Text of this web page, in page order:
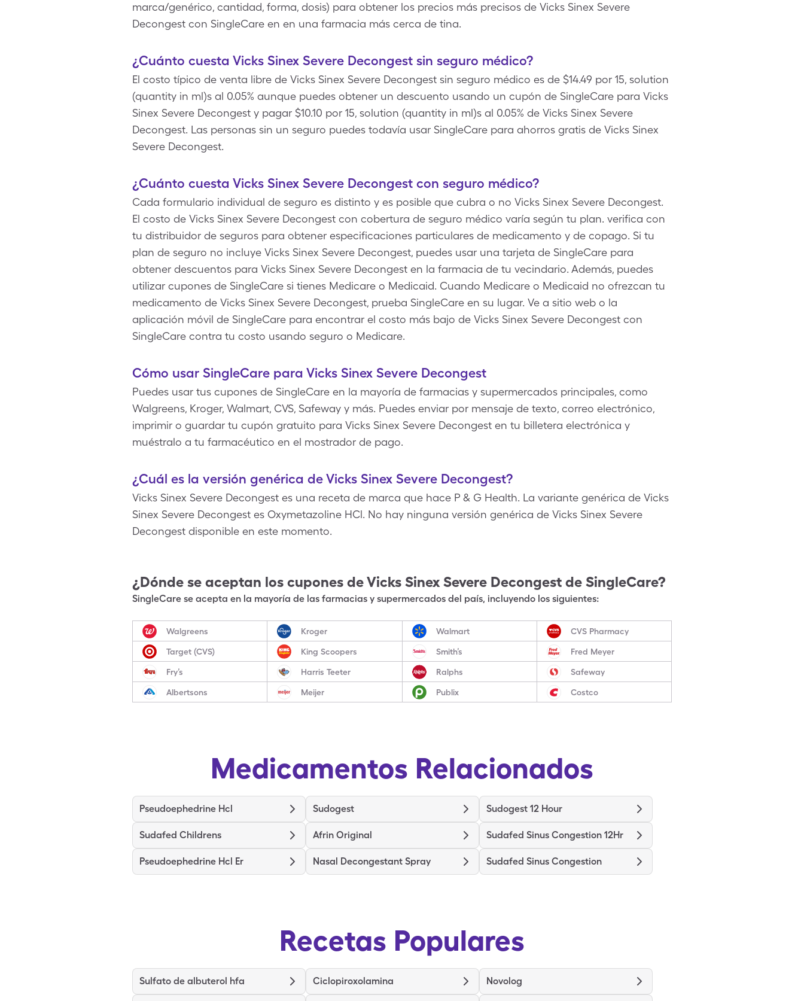
marca/genérico, cantidad, forma, dosis) para obtener los precios más precisos de Vicks Sinex Severe
Decongest con SingleCare en en una farmacia más cerca de tina.
¿Cuánto cuesta Vicks Sinex Severe Decongest sin seguro médico?
El costo típico de venta libre de Vicks Sinex Severe Decongest sin seguro médico es de $14.49 por 15, solution
(quantity in ml)s al 0.05% aunque puedes obtener un descuento usando un cupón de SingleCare para Vicks
Sinex Severe Decongest y pagar $10.10 por 15, solution (quantity in ml)s al 0.05% de Vicks Sinex Severe
Decongest. Las personas sin un seguro puedes todavía usar SingleCare para ahorros gratis de Vicks Sinex
Severe Decongest.
¿Cuánto cuesta Vicks Sinex Severe Decongest con seguro médico?
Cada formulario individual de seguro es distinto y es posible que cubra o no Vicks Sinex Severe Decongest.
El costo de Vicks Sinex Severe Decongest con cobertura de seguro médico varía según tu plan. verifica con
tu distribuidor de seguros para obtener especificaciones particulares de medicamento y de copago. Si tu
plan de seguro no incluye Vicks Sinex Severe Decongest, puedes usar una tarjeta de SingleCare para
obtener descuentos para Vicks Sinex Severe Decongest en la farmacia de tu vecindario. Además, puedes
utilizar cupones de SingleCare si tienes Medicare o Medicaid. Cuando Medicare o Medicaid no ofrezcan tu
medicamento de Vicks Sinex Severe Decongest, prueba SingleCare en su lugar. Ve a sitio web o la
aplicación móvil de SingleCare para encontrar el costo más bajo de Vicks Sinex Severe Decongest con
SingleCare contra tu costo usando seguro o Medicare.
Cómo usar SingleCare para Vicks Sinex Severe Decongest
Puedes usar tus cupones de SingleCare en la mayoría de farmacias y supermercados principales, como
Walgreens, Kroger, Walmart, CVS, Safeway y más. Puedes enviar por mensaje de texto, correo electrónico,
imprimir o guardar tu cupón gratuito para Vicks Sinex Severe Decongest en tu billetera electrónica y
muéstralo a tu farmacéutico en el mostrador de pago.
¿Cuál es la versión genérica de Vicks Sinex Severe Decongest?
Vicks Sinex Severe Decongest es una receta de marca que hace P & G Health. La variante genérica de Vicks
Sinex Severe Decongest es Oxymetazoline HCl. No hay ninguna versión genérica de Vicks Sinex Severe
Decongest disponible en este momento.
¿Dónde se aceptan los cupones deVicks Sinex Severe Decongest de SingleCare?
SingleCare se acepta en la mayoría de las farmacias y supermercados del país, incluyendo los siguientes:
Walgreens Kroger Walmart CVS Pharmacy
Target (CVS) King Scoopers Smith’s Fred Meyer
Fry’s Harris Teeter Ralphs Safeway
Albertsons Meijer Publix Costco
Medicamentos Relacionados
Pseudoephedrine Hcl Sudogest Sudogest 12 Hour
Sudafed Childrens Afrin Original Sudafed Sinus Congestion 12Hr
Pseudoephedrine Hcl Er Nasal Decongestant Spray Sudafed Sinus Congestion
Recetas Populares
Sulfato de albuterol hfa Ciclopiroxolamina Novolog